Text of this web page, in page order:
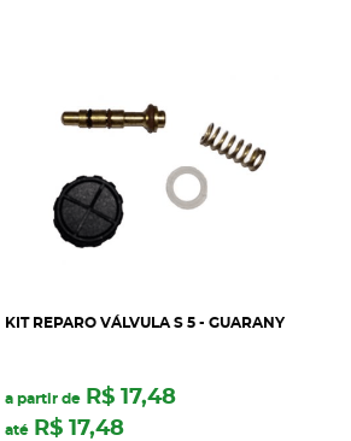
KIT REPARO VÁLVULA S 5 - GUARANY
a partir de R$ 17,48
até R$ 17,48